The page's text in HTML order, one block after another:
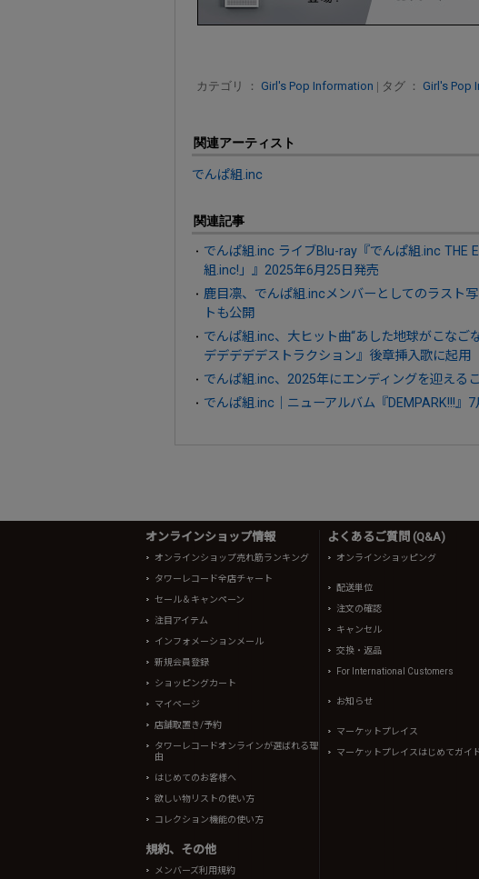
カテゴリ ： Girl's Pop Information | タグ ： Girl's Pop
関連アーティスト
でんぱ組.inc
関連記事
でんぱ組.inc ライブBlu-ray『でんぱ組.inc THE
組.inc!」』2025年6月25日発売
鹿目凛、でんぱ組.incメンバーとしてのラスト
トも公開
でんぱ組.inc、大ヒット曲“あした地球がこなご
デデデデデストラクション』後章挿入歌に起用
でんぱ組.inc、2025年にエンディングを迎える
でんぱ組.inc｜ニューアルバム『DEMPARK!!!』
オンラインショップ情報
オンラインショップ売れ筋ランキング
タワーレコード全店チャート
セール＆キャンペーン
注目アイテム
インフォメーションメール
新規会員登録
ショッピングカート
マイページ
店舗取置き/予約
タワーレコードオンラインが選ばれる理
由
はじめてのお客様へ
欲しい物リストの使い方
コレクション機能の使い方
規約、その他
メンバーズ利用規約
よくあるご質問 (Q&A)
オンラインショッピング
配送単位
注文の確認
キャンセル
交換・返品
For International Customers
お知らせ
マーケットプレイス
マーケットプレイスはじめてガイ